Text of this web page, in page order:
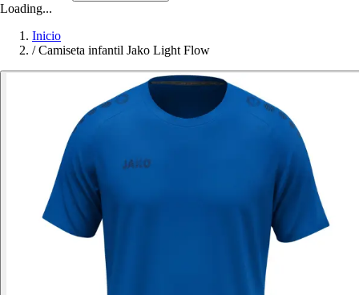
Loading...
Inicio
/ Camiseta infantil Jako Light Flow